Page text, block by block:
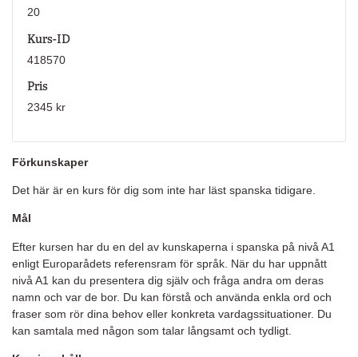
Förkunskaper
Det här är en kurs för dig som inte har läst spanska tidigare.
Mål
Efter kursen har du en del av kunskaperna i spanska på nivå A1
enligt Europarådets referensram för språk. När du har uppnått
nivå A1 kan du presentera dig själv och fråga andra om deras
namn och var de bor. Du kan förstå och använda enkla ord och
fraser som rör dina behov eller konkreta vardagssituationer. Du
kan samtala med någon som talar långsamt och tydligt.
20
Kurs-ID
418570
Pris
2345 kr